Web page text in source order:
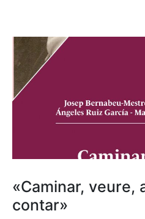
«Caminar, veure,
contar»